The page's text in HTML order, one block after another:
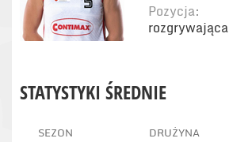
Pozycja:
rozgrywająca
STATYSTYKI ŚREDNIE
SEZON DRUŻYNA